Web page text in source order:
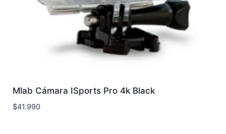
Mlab Cámara ISports Pro 4k Black
$41.990